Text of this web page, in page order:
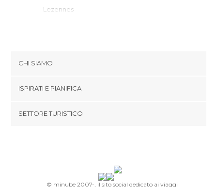
Lezennes
Quesnoy-sur-Deûle
Halluin
Armentières
CHI SIAMO
Termini e Condizioni
ISPIRATI E PIANIFICA
SETTORE TURISTICO
© minube 2007-, il sito social dedicato ai viaggi